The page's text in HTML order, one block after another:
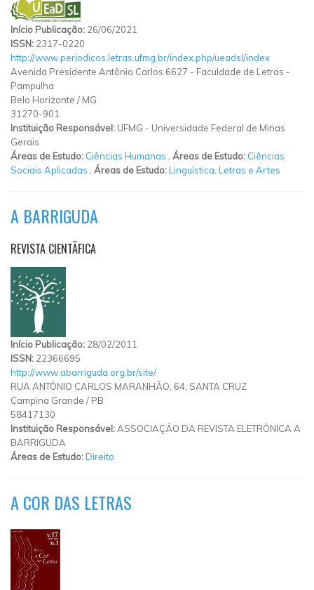
Início Publicação: 26/06/2021
ISSN: 2317-0220
http://www.periodicos.letras.ufmg.br/index.php/ueadsl/index
Avenida Presidente Antônio Carlos 6627 - Faculdade de Letras -
Pampulha
Belo Horizonte / MG
31270-901
Instituição Responsável: UFMG - Universidade Federal de Minas
Gerais
Áreas de Estudo: Ciências Humanas Áreas de Estudo: Ciências
Sociais Aplicadas
Áreas de Estudo:Linguística, Letras e Artes
A BARRIGUDA
REVISTA CIENTÃFICA
Início Publicação: 28/02/2011
ISSN: 22366695
http://www.abarriguda.org.br/site/
RUA ANTÔNIO CARLOS MARANHÃO, 64, SANTA CRUZ
Campina Grande / PB
58417130
Instituição Responsável:ASSOCIAÇÃO DA REVISTA ELETRÔNICA A
BARRIGUDA
Áreas de Estudo:Direito
A COR DAS LETRAS